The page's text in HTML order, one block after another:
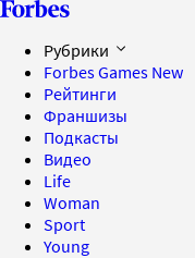
Рубрики
Forbes Games New
Рейтинги
Франшизы
Подкасты
Видео
Life
Woman
Sport
Young